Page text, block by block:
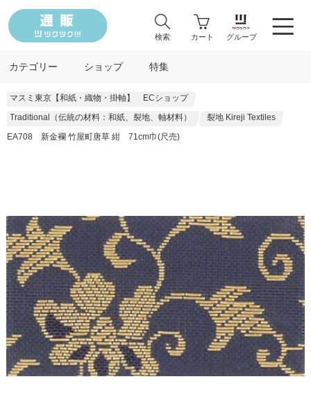
検索 カート グループ
カテゴリー ショップ 特集
マスミ東京【和紙・織物・掛軸】 ECショップ
Traditional（伝統の材料：和紙、裂地、軸材料）
裂地 Kireji Textiles
EA708 新金襴 竹屋町唐草 紺 71cm巾(尺売)